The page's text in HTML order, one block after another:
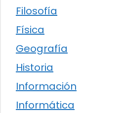
Filosofía
Física
Geografía
Historia
Información
Informática